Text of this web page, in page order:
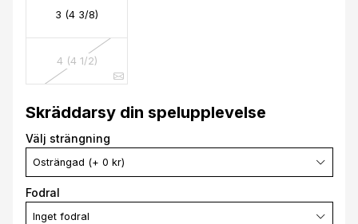
3 (4 3/8)
4 (4 1/2)
Skräddarsy din spelupplevelse
Välj strängning
Osträngad (+ 0 kr)
Fodral
Inget fodral